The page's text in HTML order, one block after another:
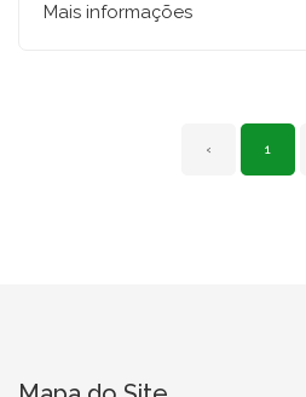
Mais informações
‹ 1